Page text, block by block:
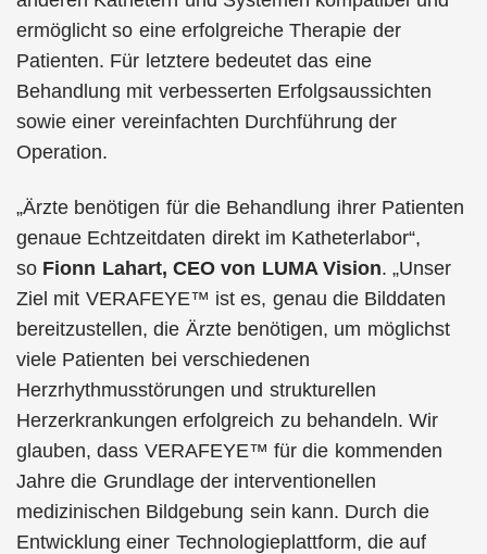
ermöglicht so eine erfolgreiche Therapie der
Patienten. Für letztere bedeutet das eine
Behandlung mit verbesserten Erfolgsaussichten
sowie einer vereinfachten Durchführung der
Operation.
„Ärzte benötigen für die Behandlung ihrer Patienten
genaue Echtzeitdaten direkt im Katheterlabor“,
so Fionn Lahart, CEO von LUMA Vision. „Unser
Ziel mit VERAFEYE™ ist es, genau die Bilddaten
bereitzustellen, die Ärzte benötigen, um möglichst
viele Patienten bei verschiedenen
Herzrhythmusstörungen und strukturellen
Herzerkrankungen erfolgreich zu behandeln. Wir
glauben, dass VERAFEYE™ für die kommenden
Jahre die Grundlage der interventionellen
medizinischen Bildgebung sein kann. Durch die
Entwicklung einer Technologieplattform, die auf